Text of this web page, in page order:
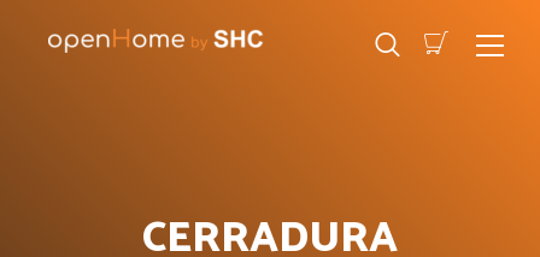
CERRADURA